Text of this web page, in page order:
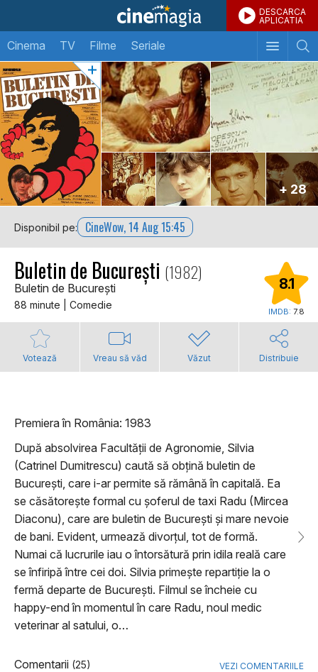
DESCARCA
APLICATIA
Cinema TV Filme Seriale
+ 28
Disponibil pe: CineWow, 14 Aug 15:45
Buletin de București (1982)
Buletin de București
88 minute | Comedie
8.1
IMDB: 7.8
Votează Vreau să văd Văzut Distribuie
Premiera în România: 1983
După absolvirea Facultății de Agronomie, Silvia
(Catrinel Dumitrescu) caută să obțină buletin de
București, care i-ar permite să rămână în capitală. Ea
se căsătorește formal cu șoferul de taxi Radu (Mircea
Diaconu), care are buletin de București și mare nevoie
de bani. Evident, urmează divorțul, tot de formă.
Numai că lucrurile iau o întorsătură prin idila reală care
se înfiripă între cei doi. Silvia primește repartiție la o
fermă departe de București. Filmul se încheie cu
happy-end în momentul în care Radu, noul medic
veterinar al satului, o…
Comentarii (25) VEZI COMENTARIILE